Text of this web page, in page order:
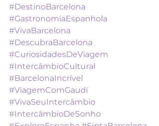
#DestinoBarcelona
#GastronomiaEspanhola
#VivaBarcelona
#DescubraBarcelona
#CuriosidadesDeViagem
#IntercâmbioCultural
#BarcelonaIncrível
#ViagemComGaudí
#VivaSeuIntercâmbio
#IntercâmbioDeSonho